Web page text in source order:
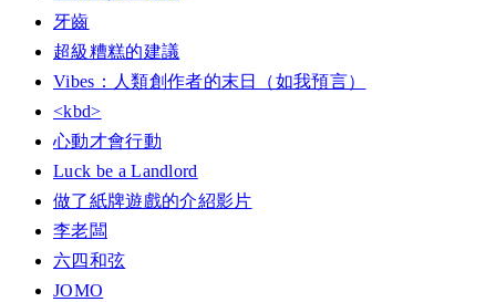
牙齒
超級糟糕的建議
Vibes：人類創作者的末日（如我預言）
<kbd>
心動才會行動
Luck be a Landlord
做了紙牌遊戲的介紹影片
李老闆
六四和弦
JOMO